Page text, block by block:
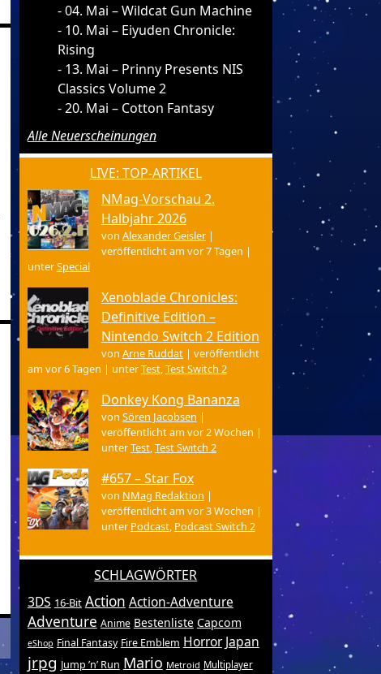
04. Mai – Wildcat Gun Machine
10. Mai – Eiyuden Chronicle:
Rising
13. Mai – Prinny Presents NIS
Classics Volume 2
20. Mai – Cotton Fantasy
Alle Neuerscheinungen
LIVE: TOP-ARTIKEL
NMag-Vorschau 2.
Halbjahr 2026
von Alexander Geisler|
veröffentlicht am vor 7 Tagen |
unterSpecial
Xenoblade Chronicles:
Definitive Edition –
Nintendo Switch 2 Edition
von Arne Ruddat| veröffentlicht
am vor 6 Tagen | unterTest,Test Switch 2
Donkey Kong Bananza
von Sören Jacobsen |
veröffentlicht am vor 2 Wochen |
unterTest,Test Switch 2
#657 – Star Fox
von NMag Redaktion |
veröffentlicht am vor 3 Wochen |
unter Podcast, Podcast Switch 2
SCHLAGWÖRTER
3DS 16-Bit Action Action-Adventure
Adventure Anime Bestenliste Capcom
eShop Final Fantasy Fire Emblem Horror Japan
jrpg Jump ’n’ Run Mario Metroid Multiplayer